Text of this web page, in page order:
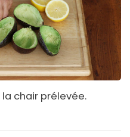
chair prélevée.